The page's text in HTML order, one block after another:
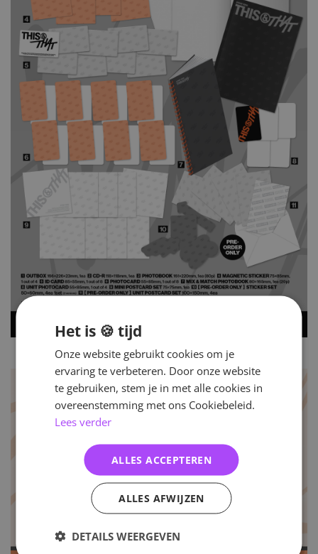
Het is 🍪 tijd
Onze website gebruikt cookies om je
ervaring te verbeteren. Door onze website
te gebruiken, stem je in met alle cookies in
overeenstemming met ons Cookiebeleid.
Lees verder
ALLES ACCEPTEREN
ALLES AFWIJZEN
DETAILS WEERGEVEN